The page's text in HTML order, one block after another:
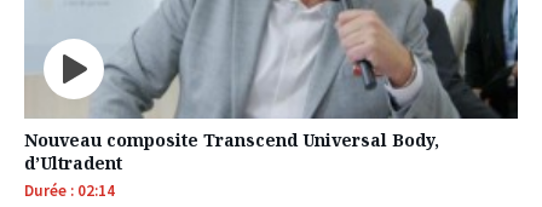
Nouveau composite Transcend Universal Body,
d’Ultradent
Durée : 02:14